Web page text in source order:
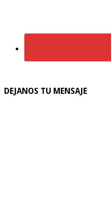
DEJANOS TU MENSAJE